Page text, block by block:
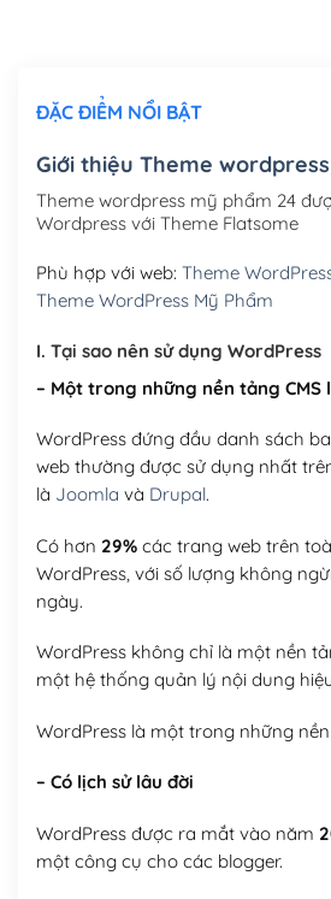
Mua thêm Host + Tên miền
Tên miền Việt Nam .vn (1 năm)
Hosting 3GB SSD (1 năm)
Hosting 5GB SSD (1 năm)
Hosting 8GB SSD (1 năm)
ĐẶC ĐIỂM NỔI BẬT
Giới thiệu Theme
Theme wordpress mỹ phẩm 24
Wordpress với Theme Flatsome
Phù hợp với web: Theme
Theme WordPress Mỹ Phẩm
I. Tại sao nên sử dụng WordPress
– Một trong những nền tảng CMS
WordPress đứng đầu danh sách
web thường được sử dụng nhất
là Joomla và Drupal.
Có hơn 29%các trang web trên
WordPress, với số lượng không
ngày.
WordPress không chỉ là một nền
một hệ thống quản lý nội dung
WordPress là một trong những
– Có lịch sử lâu đời
WordPress được ra mắt vào năm
một công cụ cho các blogger.